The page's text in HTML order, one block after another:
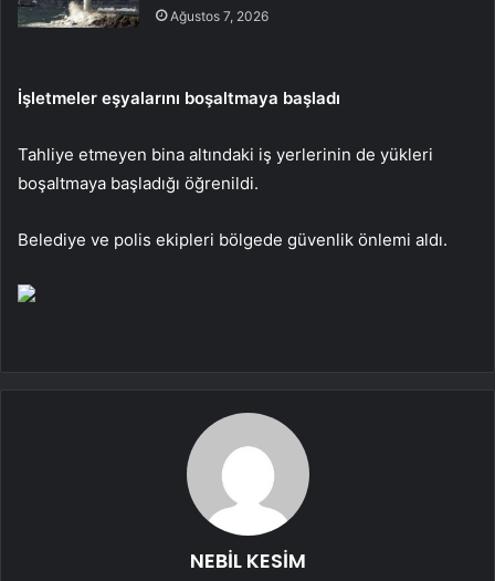
Ağustos 7, 2026
İşletmeler eşyalarını boşaltmaya başladı
Tahliye etmeyen bina altındaki iş yerlerinin de yükleri
boşaltmaya başladığı öğrenildi.
Belediye ve polis ekipleri bölgede güvenlik önlemi aldı.
NEBİL KESİM